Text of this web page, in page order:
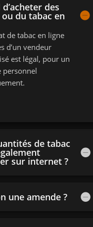
des
du tabac en
de tabac en ligne
d’un vendeur
est légal, pour un
personnel
de tabac
sur internet ?
une amende ?